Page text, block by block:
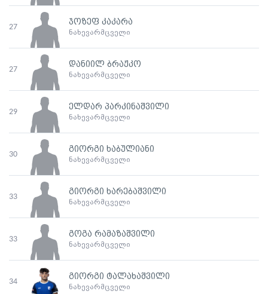
27
ჯოზეფ კაკარა
ნახევარმცველი
27
დანიილ ბრაჟკო
ნახევარმცველი
29
ელდარ პარკინაშვილი
ნახევარმცველი
30
გიორგი ხაბულიანი
ნახევარმცველი
33
გიორგი ხარებაშვილი
ნახევარმცველი
33
გოგა რამაზაშვილი
ნახევარმცველი
34
გიორგი ტალახაშვილი
ნახევარმცველი